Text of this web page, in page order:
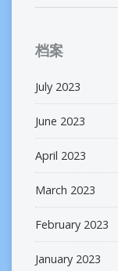
档案
July 2023
June 2023
April 2023
March 2023
February 2023
January 2023